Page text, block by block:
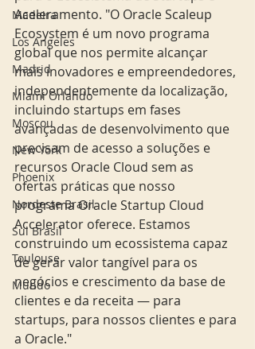
Madeira
Los Angeles
Madrid
Miami Orlando
Moscou
New York
Phoenix
Nordeste Brasil
Sul Brasil
Toulouse
Mundo
Aceleramento. "O Oracle Scaleup
Ecosystem é um novo programa
global que nos permite alcançar
mais inovadores e empreendedores,
independentemente da localização,
incluindo startups em fases
avançadas de desenvolvimento que
precisam de acesso a soluções e
recursos Oracle Cloud sem as
ofertas práticas que nosso
programa Oracle Startup Cloud
Accelerator oferece. Estamos
construindo um ecossistema capaz
de gerar valor tangível para os
negócios e crescimento da base de
clientes e da receita — para
startups, para nossos clientes e para
a Oracle."